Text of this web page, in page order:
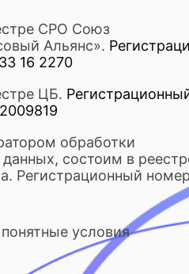
СРО Союз
Альянс».
16 2270
ЦБ.
обработки
состоим в
Регистрационный
условия